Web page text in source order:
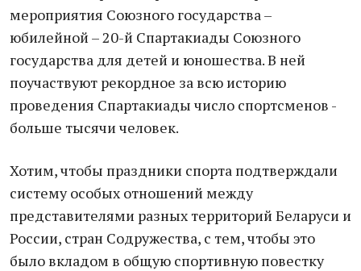
мероприятия Союзного государства –
юбилейной – 20-й Спартакиады Союзного
государства для детей и юношества. В ней
поучаствуют рекордное за всю историю
проведения Спартакиады число спортсменов -
больше тысячи человек.
Хотим, чтобы праздники спорта подтверждали
систему особых отношений между
представителями разных территорий Беларуси и
России, стран Содружества, с тем, чтобы это
было вкладом в общую спортивную повестку